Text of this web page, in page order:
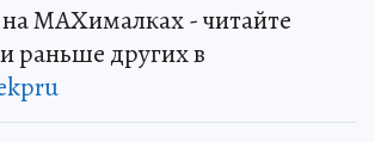
MAXималках - читайте
раньше других в